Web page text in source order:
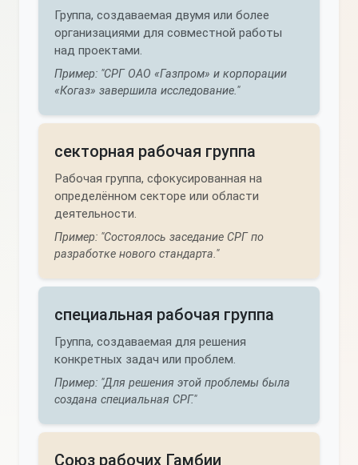
Группа, создаваемая двумя или более
организациями для совместной работы
над проектами.
Пример: "СРГ ОАО «Газпром» и корпорации
«Когаз» завершила исследование."
секторная рабочая группа
Рабочая группа, сфокусированная на
определённом секторе или области
деятельности.
Пример: "Состоялось заседание СРГ по
разработке нового стандарта."
специальная рабочая группа
Группа, создаваемая для решения
конкретных задач или проблем.
Пример: "Для решения этой проблемы была
создана специальная СРГ."
Союз рабочих Гамбии